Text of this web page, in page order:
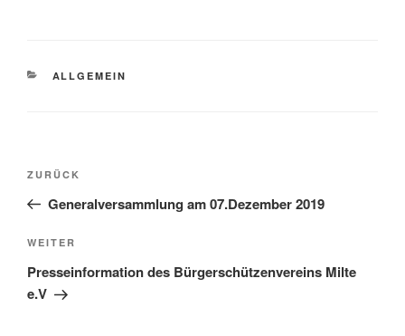
KATEGORIEN
ALLGEMEIN
Beitragsnavigation
Vorheriger
Beitrag
ZURÜCK
Generalversammlung am 07.Dezember 2019
Nächster
Beitrag
WEITER
Presseinformation des Bürgerschützenvereins Milte
e.V